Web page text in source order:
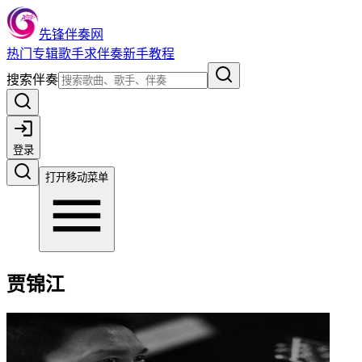
先锋伴奏网
热门 专辑歌手求伴奏新手教程
搜索伴奏
登录
打开移动菜单
贾锦江